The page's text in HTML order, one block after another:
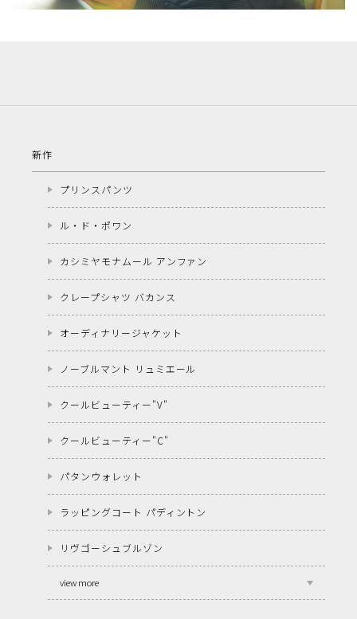
新作
プリンスパンツ
ル・ド・ポワン
カシミヤモナムール アンファン
クレープシャツ バカンス
オーディナリージャケット
ノーブルマント リュミエール
クールビューティー"V"
クールビューティー"C"
パタンウォレット
ラッピングコート パディントン
リヴゴーシュブルゾン
view more